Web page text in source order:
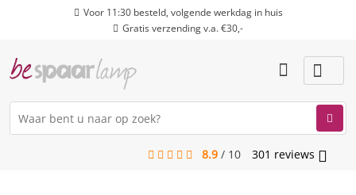
Voor 11:30 besteld, volgende werkdag in huis
Gratis verzending v.a. €30,-
8.9 / 10 301 reviews